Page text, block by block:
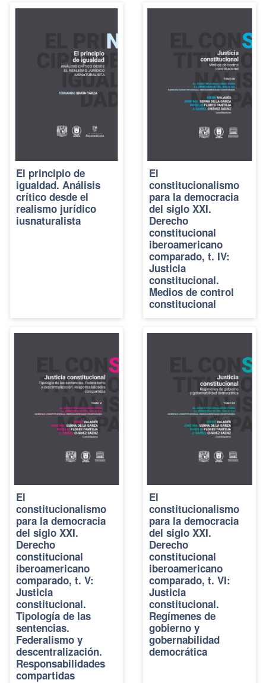
El principio de
igualdad. Análisis
crítico desde el
realismo jurídico
iusnaturalista
El
constitucionalismo
para la democracia
del siglo XXI.
Derecho
constitucional
iberoamericano
comparado, t. IV:
Justicia
constitucional.
Medios de control
constitucional
El
constitucionalismo
para la democracia
del siglo XXI.
Derecho
constitucional
iberoamericano
comparado, t. V:
Justicia
constitucional.
Tipología de las
sentencias.
Federalismo y
descentralización.
Responsabilidades
compartidas
El
constitucionalismo
para la democracia
del siglo XXI.
Derecho
constitucional
iberoamericano
comparado, t. VI:
Justicia
constitucional.
Regímenes de
gobierno y
gobernabilidad
democrática